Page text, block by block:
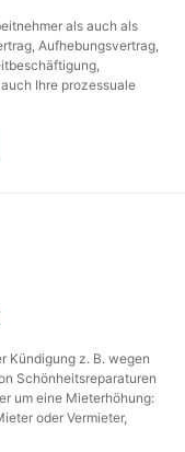
als auch als
Aufhebungs­vertrag,
Ihre prozessuale
Kündigung z. B. wegen
Schönheits­reparaturen
um eine Miet­erhöhung:
oder Vermieter,